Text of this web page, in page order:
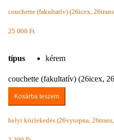
couchette (fakultatív) (26icex,
25 000 Ft
típus kérem
couchette (fakultatív) (26icex,
Kosárba teszem
helyi közlekedés (26vytopna,